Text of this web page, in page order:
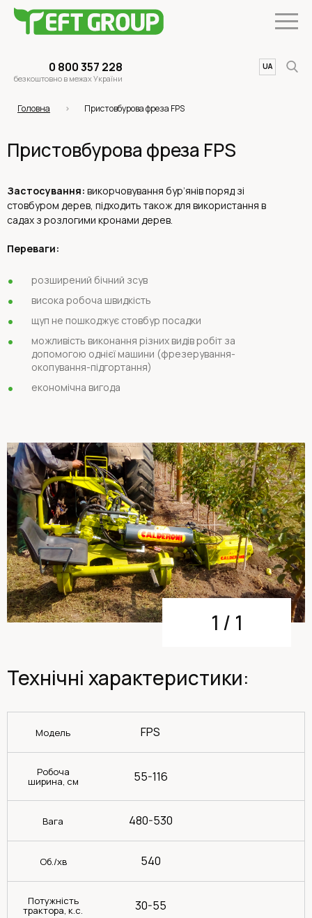
0 800 357 228
безкоштовно в межах України
UA
EN
Головна Пристовбурова фреза FPS
Пристовбурова фреза FPS
Застосування: викорчовування бур’янів поряд зі
стовбуром дерев, підходить також для використання в
садах з розлогими кронами дерев.
Переваги:
розширений бічний зсув
висока робоча швидкість
щуп не пошкоджує стовбур посадки
можливість виконання різних видів робіт за
допомогою однієї машини (фрезерування-
окопування-підгортання)
економічна вигода
1 / 1
Технічні характеристики:
Модель FPS
Робоча
ширина, см 55-116
Вага 480-530
Об./хв 540
Потужність
трактора, к.с. 30-55